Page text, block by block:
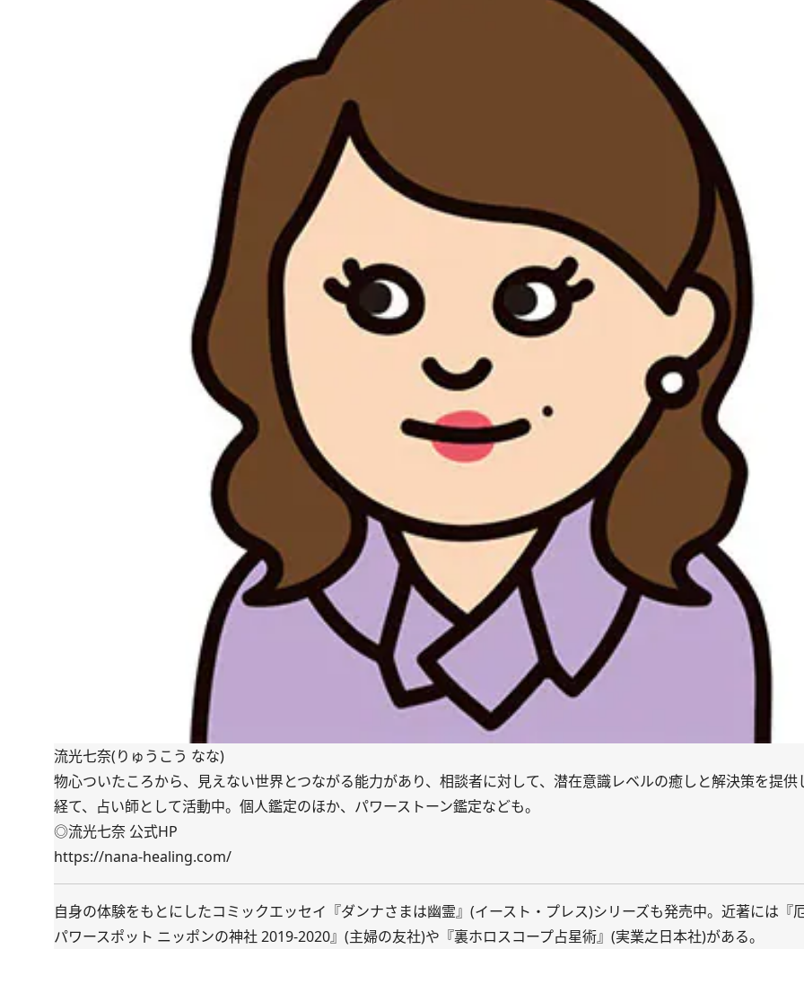
流光七奈(りゅうこう なな)
物心ついたころから、見えない世界とつながる能力があり、相談者に対して、潜在意識レベルの癒しと解決策を提供
経て、占い師として活動中。個人鑑定のほか、パワーストーン鑑定なども。
◎流光七奈 公式HP
https://nana-healing.com/
自身の体験をもとにしたコミックエッセイ『ダンナさまは幽霊』(イースト・プレス)シリーズも発売中。近著には『
パワースポット ニッポンの神社 2019-2020』(主婦の友社)や『裏ホロスコープ占星術』(実業之日本社)がある。